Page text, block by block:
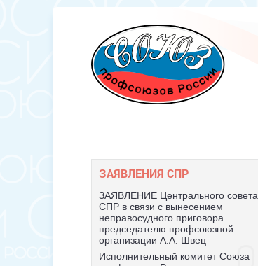
ЗАЯВЛЕНИЯ СПР
ЗАЯВЛЕНИЕ Центрального совета
СПР в связи с вынесением
неправосудного приговора
председателю профсоюзной
организации А.А. Швец
Исполнительный комитет Союза